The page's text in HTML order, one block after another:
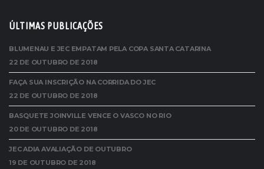
ÚLTIMAS PUBLICAÇÕES
BLUMENAU E JEC EMPATAM PELA COPA SANTA CATARINA
22 DE OUTUBRO DE 2018
FAÇA SUA INSCRIÇÃO NA CORRIDA DO JEC
22 DE OUTUBRO DE 2018
BASQUETE JOINVILLE VENCE O VASCO NO RIO
20 DE OUTUBRO DE 2018
JEC ADIA AVALIAÇÃO DE OUTUBRO
19 DE OUTUBRO DE 2018